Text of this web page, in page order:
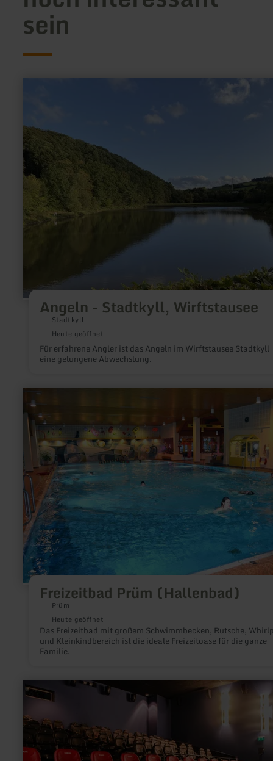
sein
Angeln - Stadtkyll, Wirftstausee
Stadtkyll
Heute geöffnet
Für erfahrene Angler ist das Angeln im Wirftstausee Stadtkyll
eine gelungene Abwechslung.
Stadtkyll,
Wirftstausee
Freizeitbad Prüm (Hallenbad)
Prüm
Heute geöffnet
Das Freizeitbad mit großem Schwimmbecken, Rutsche,
und Kleinkindbereich ist die ideale Freizeitoase für die ganze
Familie.
mehr
erfahren
Freizeitbad
Prüm
(Hallenbad)
mehr
erfahren
Das
Lumen